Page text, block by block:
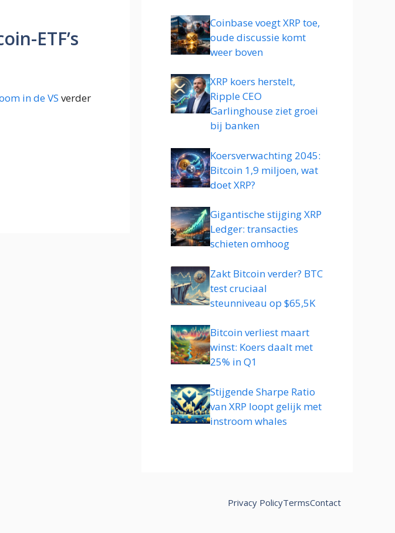
ETF’s
in de VS verder
Coinbase voegt XRP toe,
oude discussie komt
weer boven
XRP koers herstelt,
Ripple CEO
Garlinghouse ziet groei
bij banken
Koersverwachting 2045:
Bitcoin 1,9 miljoen, wat
doet XRP?
Gigantische stijging XRP
Ledger: transacties
schieten omhoog
Zakt Bitcoin verder? BTC
test cruciaal
steunniveau op $65,5K
Bitcoin verliest maart
winst: Koers daalt met
25% in Q1
Stijgende Sharpe Ratio
van XRP loopt gelijk met
instroom whales
Privacy PolicyTermsContact